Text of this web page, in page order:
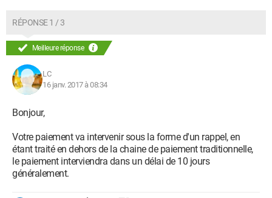
RÉPONSE 1 / 3
Meilleure réponse
LC
16 janv. 2017 à 08:34
Bonjour,
Votre paiement va intervenir sous la forme d'un rappel, en
étant traité en dehors de la chaine de paiement traditionnelle,
le paiement interviendra dans un délai de 10 jours
généralement.